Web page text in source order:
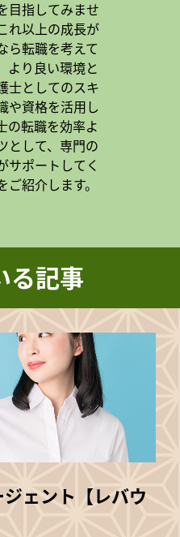
目指してみませ
れ以上の成長が
ら転職を考えて
より良い環境と
士としてのスキ
や資格を活用し
の転職を効率よ
として、専門の
サポートしてく
紹介します。
る記事
ェント【レバウ